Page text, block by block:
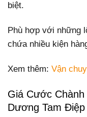
biệt.
Phù hợp với những
chứa nhiều kiện
Xem thêm: Vận
Giá Cước
Dương Tam Điệp